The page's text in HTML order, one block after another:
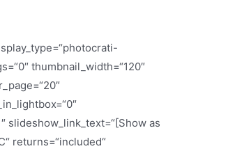
thumbnail_width=“120″
slideshow_link_text=“[Show as
returns=“included“